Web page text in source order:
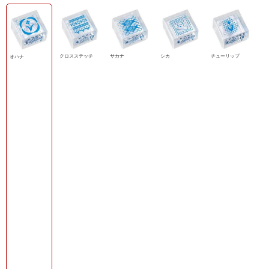
オハナ クロスステッチ サカナ シカ チューリップ